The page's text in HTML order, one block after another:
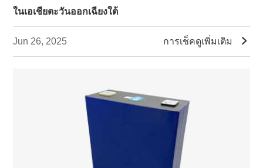
ในเอเชียตะวันออกเฉียงใต้
Jun 26, 2025 การเช็คดูเพิ่มเติม 